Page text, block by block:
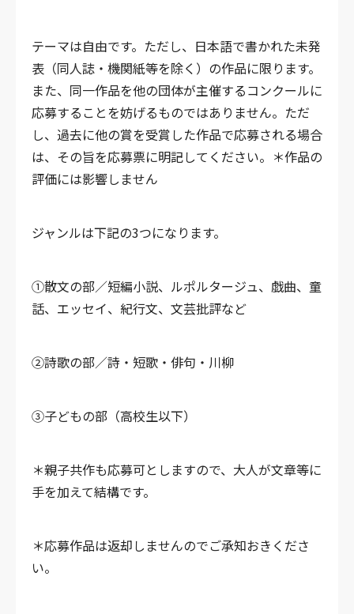
テーマは自由です。ただし、日本語で書かれた未発
表（同人誌・機関紙等を除く）の作品に限ります。
また、同一作品を他の団体が主催するコンクールに
応募することを妨げるものではありません。ただ
し、過去に他の賞を受賞した作品で応募される場合
は、その旨を応募票に明記してください。＊作品の
評価には影響しません
ジャンルは下記の3つになります。
①散文の部／短編小説、ルポルタージュ、戯曲、童
話、エッセイ、紀行文、文芸批評など
②詩歌の部／詩・短歌・俳句・川柳
③子どもの部（高校生以下）
＊親子共作も応募可としますので、大人が文章等に
手を加えて結構です。
＊応募作品は返却しませんのでご承知おきくださ
い。